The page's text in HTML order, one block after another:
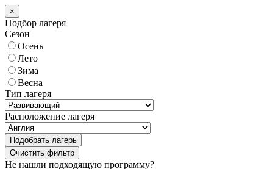
×
Подбор лагеря
Сезон
Осень
Лето
Зима
Весна
Тип лагеря
Расположение лагеря
Подобрать лагерь
Не нашли подходящую программу?